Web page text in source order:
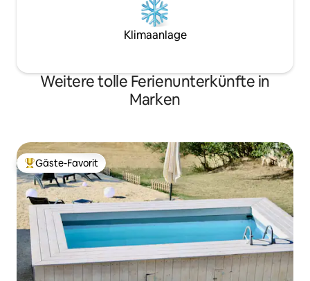
Klimaanlage
Weitere tolle Ferienunterkünfte in
Marken
Beliebter Gäste-Favorit.
Gäste-Favorit